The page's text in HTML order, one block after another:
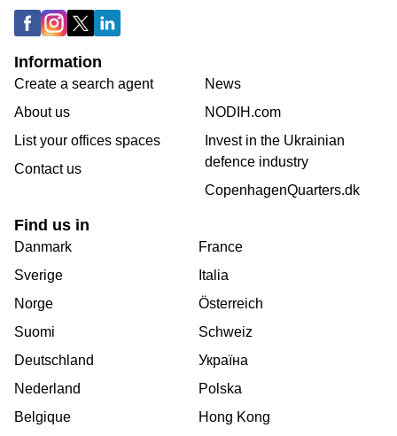
Information
Create a search agent
About us
List your offices spaces
Contact us
News
NODIH.com
Invest in the Ukrainian
defence industry
CopenhagenQuarters.dk
Find us in
Danmark
Sverige
Norge
Suomi
Deutschland
Nederland
Belgique
France
Italia
Österreich
Schweiz
Україна
Polska
Hong Kong